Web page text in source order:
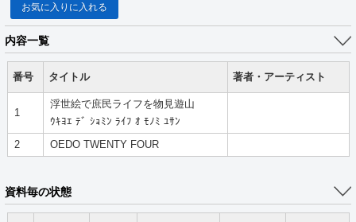
お気に入りに入れる
内容一覧
番号 タイトル 著者・アーティスト
1
浮世絵で庶民ライフを物見遊山
ｳｷﾖｴ ﾃﾞ ｼｮﾐﾝ ﾗｲﾌ ｵ ﾓﾉﾐ ﾕｻﾝ
2 OEDO TWENTY FOUR
資料毎の状態